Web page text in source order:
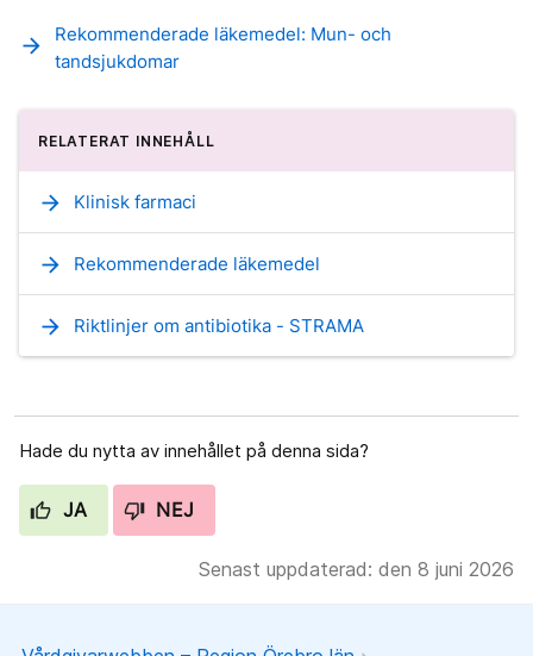
arrow_forward
Rekommenderade läkemedel: Mun- och
tandsjukdomar
RELATERAT INNEHÅLL
arrow_forward Klinisk farmaci
arrow_forward Rekommenderade läkemedel
arrow_forward Riktlinjer om antibiotika - STRAMA
Hade du nytta av innehållet på denna sida?
JA NEJ
Senast uppdaterad: den 8 juni 2026